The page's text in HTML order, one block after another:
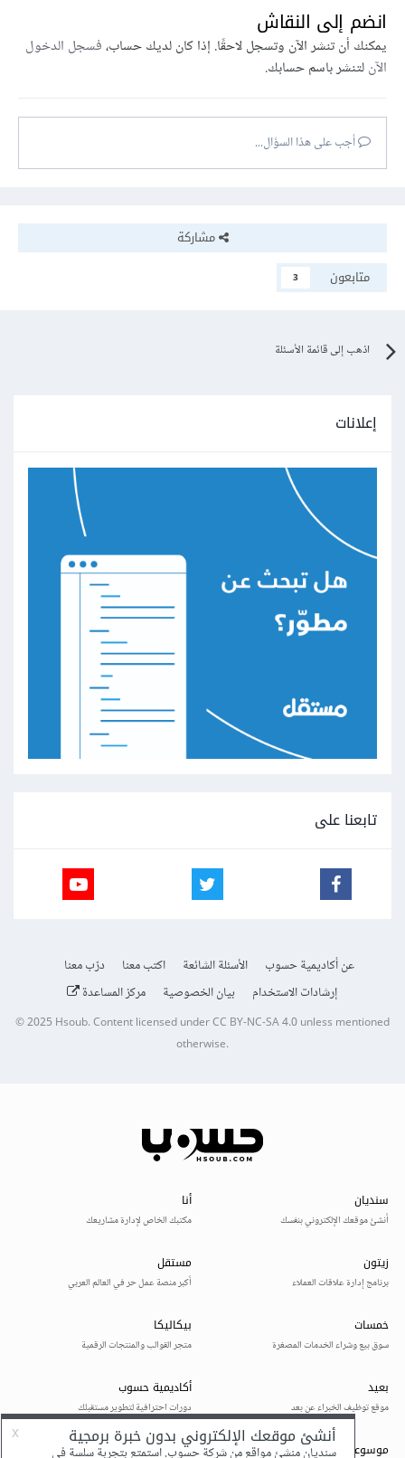
انضم إلى النقاش
يمكنك أن تنشر الآن وتسجل لاحقًا. إذا كان لديك حساب،فسجل الدخول
الآنلتنشر باسم حسابك.
أجب على هذا السؤال...
مشاركة
متابعون
3
اذهب إلى قائمة الأسئلة
إعلانات
تابعنا على
عن أكاديمية حسوب الأسئلة الشائعة اكتب معنا
درّب معنا
إرشادات الاستخدام
بيان الخصوصية مركز المساعدة
© 2025Hsoub.Content licensed underCC BY-NC-SA 4.0unless mentioned
otherwise.